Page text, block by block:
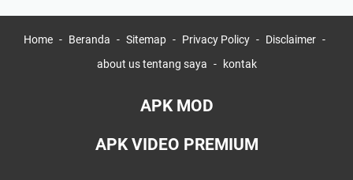
Home Beranda Sitemap Privacy Policy
Disclaimer
about us tentang saya
kontak
APK MOD
APK VIDEO PREMIUM